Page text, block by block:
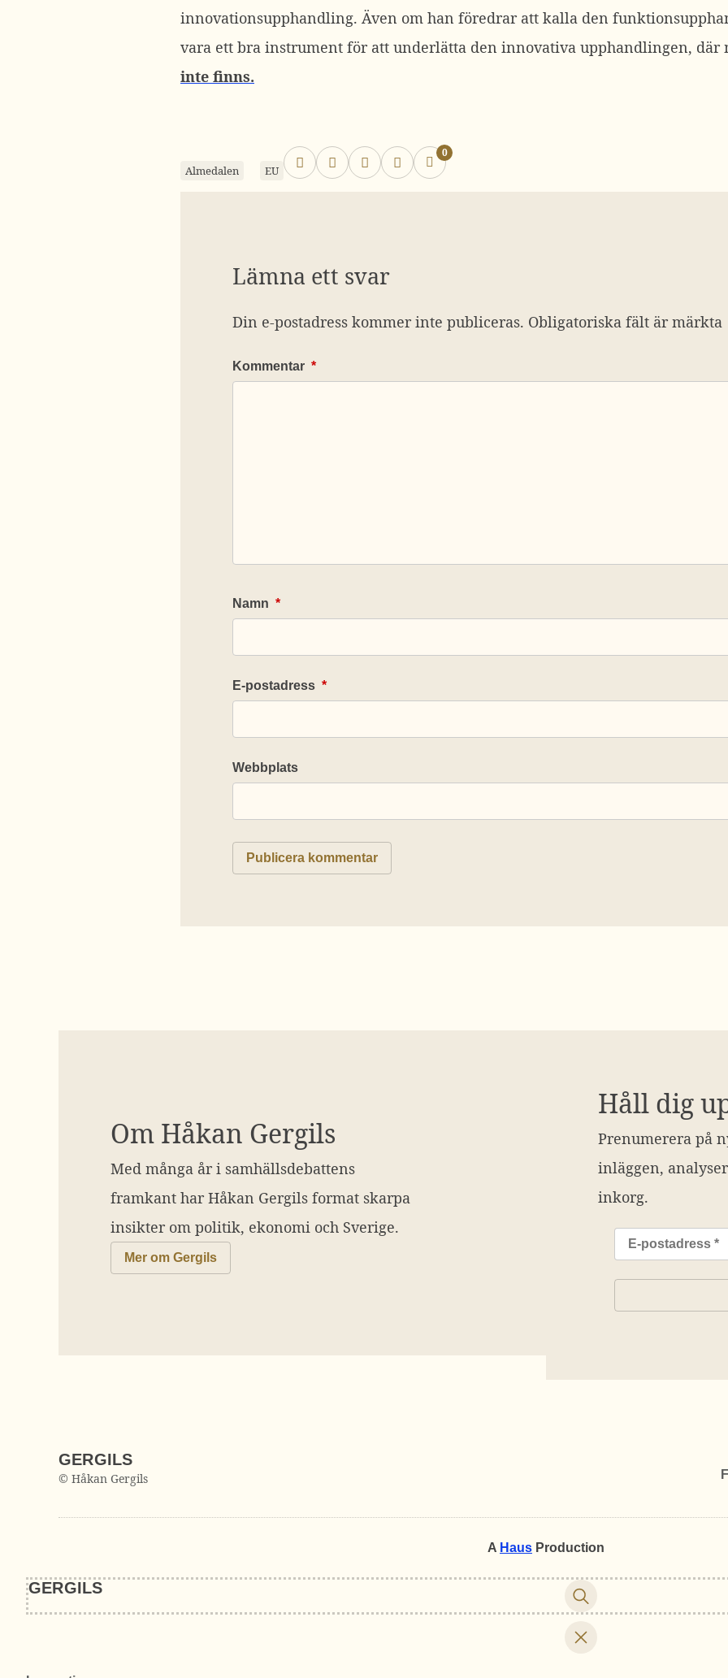
innovationsupphandling. Även om han föredrar att kalla den
vara ett bra instrument för att underlätta den innovativa upphandlingen, där
inte finns.
Almedalen EU
0
Lämna ett svar
Din e-postadress kommer inte publiceras. Obligatoriska fält är märkta
Kommentar *
Namn *
E-postadress *
Webbplats
Om Håkan Gergils
Med många år i samhällsdebattens
framkant har Håkan Gergils format skarpa
insikter om politik, ekonomi och Sverige.
Mer om Gergils
Håll dig
Prenumerera på
inläggen,
inkorg.
GERGILS
© Håkan Gergils
A Haus Production
GERGILS